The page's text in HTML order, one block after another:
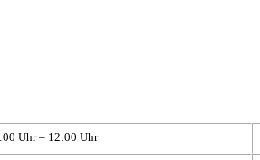
Uhr – 12:00 Uhr